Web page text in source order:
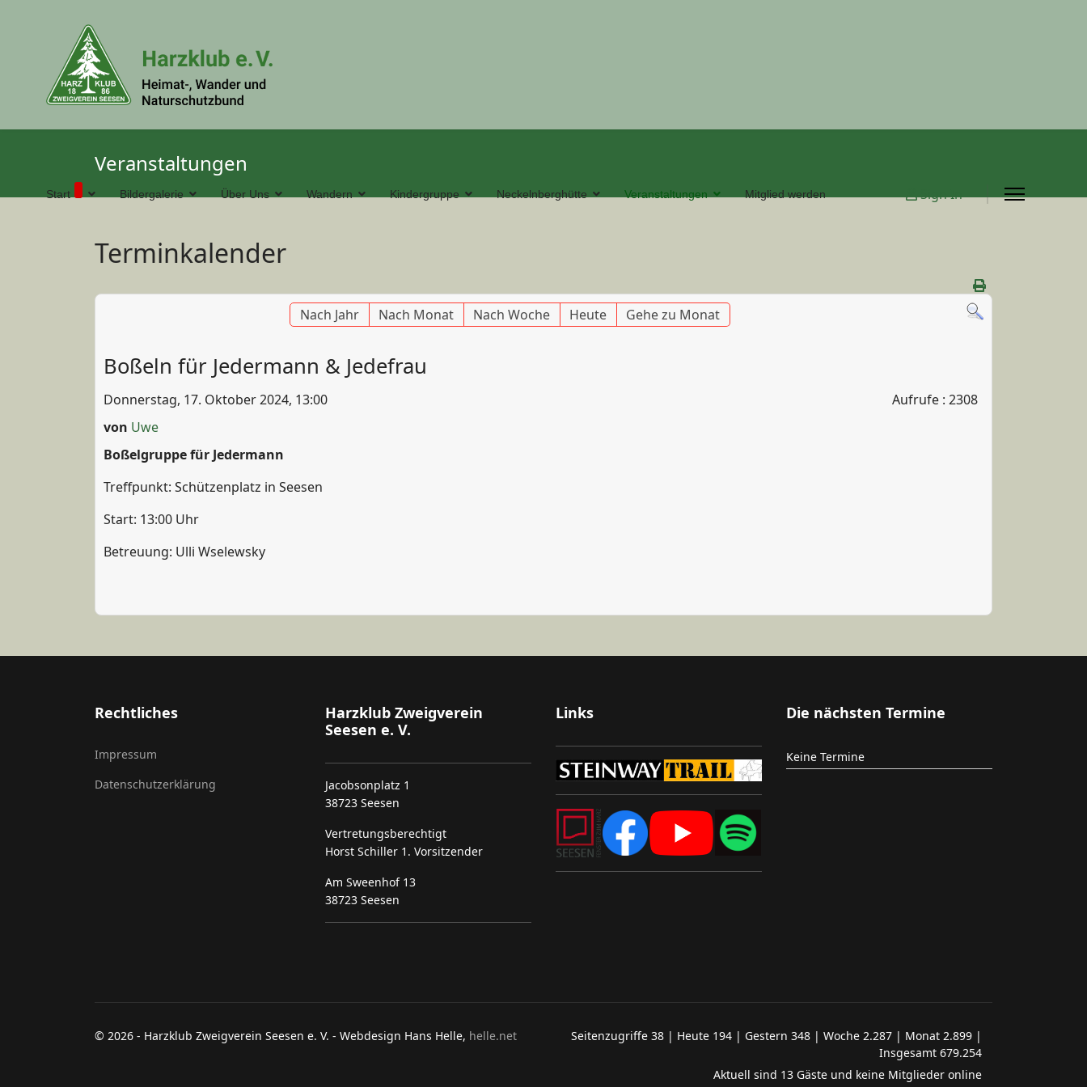
Start Bildergalerie Über Uns Wandern Kindergruppe Neckelnberghütte Veranstaltungen Mitglied werden Sign In
Veranstaltungen
Terminkalender
Nach Jahr Nach Monat Nach Woche Heute Gehe zu Monat
Boßeln für Jedermann & Jedefrau
Donnerstag, 17. Oktober 2024, 13:00 Aufrufe : 2308
von Uwe
Boßelgruppe für Jedermann
Treffpunkt: Schützenplatz in Seesen
Start: 13:00 Uhr
Betreuung: Ulli Wselewsky
Rechtliches
Impressum
Datenschutzerklärung
Harzklub Zweigverein
Seesen e. V.
Jacobsonplatz 1
38723 Seesen
Vertretungsberechtigt
Horst Schiller 1. Vorsitzender
Am Sweenhof 13
38723 Seesen
Links Die nächsten Termine
Keine Termine
© 2026 - Harzklub Zweigverein Seesen e. V. - Webdesign Hans Helle, helle.net
Seitenzugriffe 38 | Heute 194 | Gestern 348 | Woche 2.287 | Monat 2.899 |
Insgesamt 679.254
Aktuell sind 13 Gäste und keine Mitglieder online